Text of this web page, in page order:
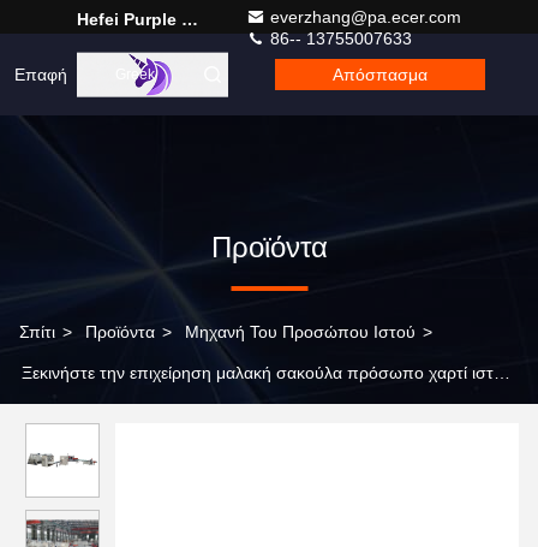
Hefei Purple Horn E-Commerce Co., Ltd.
everzhang@pa.ecer.com
86-- 13755007633
Επαφή
Greek Απόσπασμα
Προϊόντα
Σπίτι > Προϊόντα > Μηχανή Του Προσώπου Ιστού >
Ξεκινήστε την επιχείρηση μαλακή σακούλα πρόσωπο χαρτί ιστού